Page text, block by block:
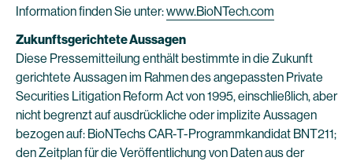
Information finden Sie unter:www.BioNTech.com
Zukunftsgerichtete Aussagen
Diese Pressemitteilung enthält bestimmte in die Zukunft
gerichtete Aussagen im Rahmen des angepassten Private
Securities Litigation Reform Act von 1995, einschließlich, aber
nicht begrenzt auf ausdrückliche oder implizite Aussagen
bezogen auf: BioNTechs CAR-T-Programmkandidat BNT211;
den Zeitplan für die Veröffentlichung von Daten aus der